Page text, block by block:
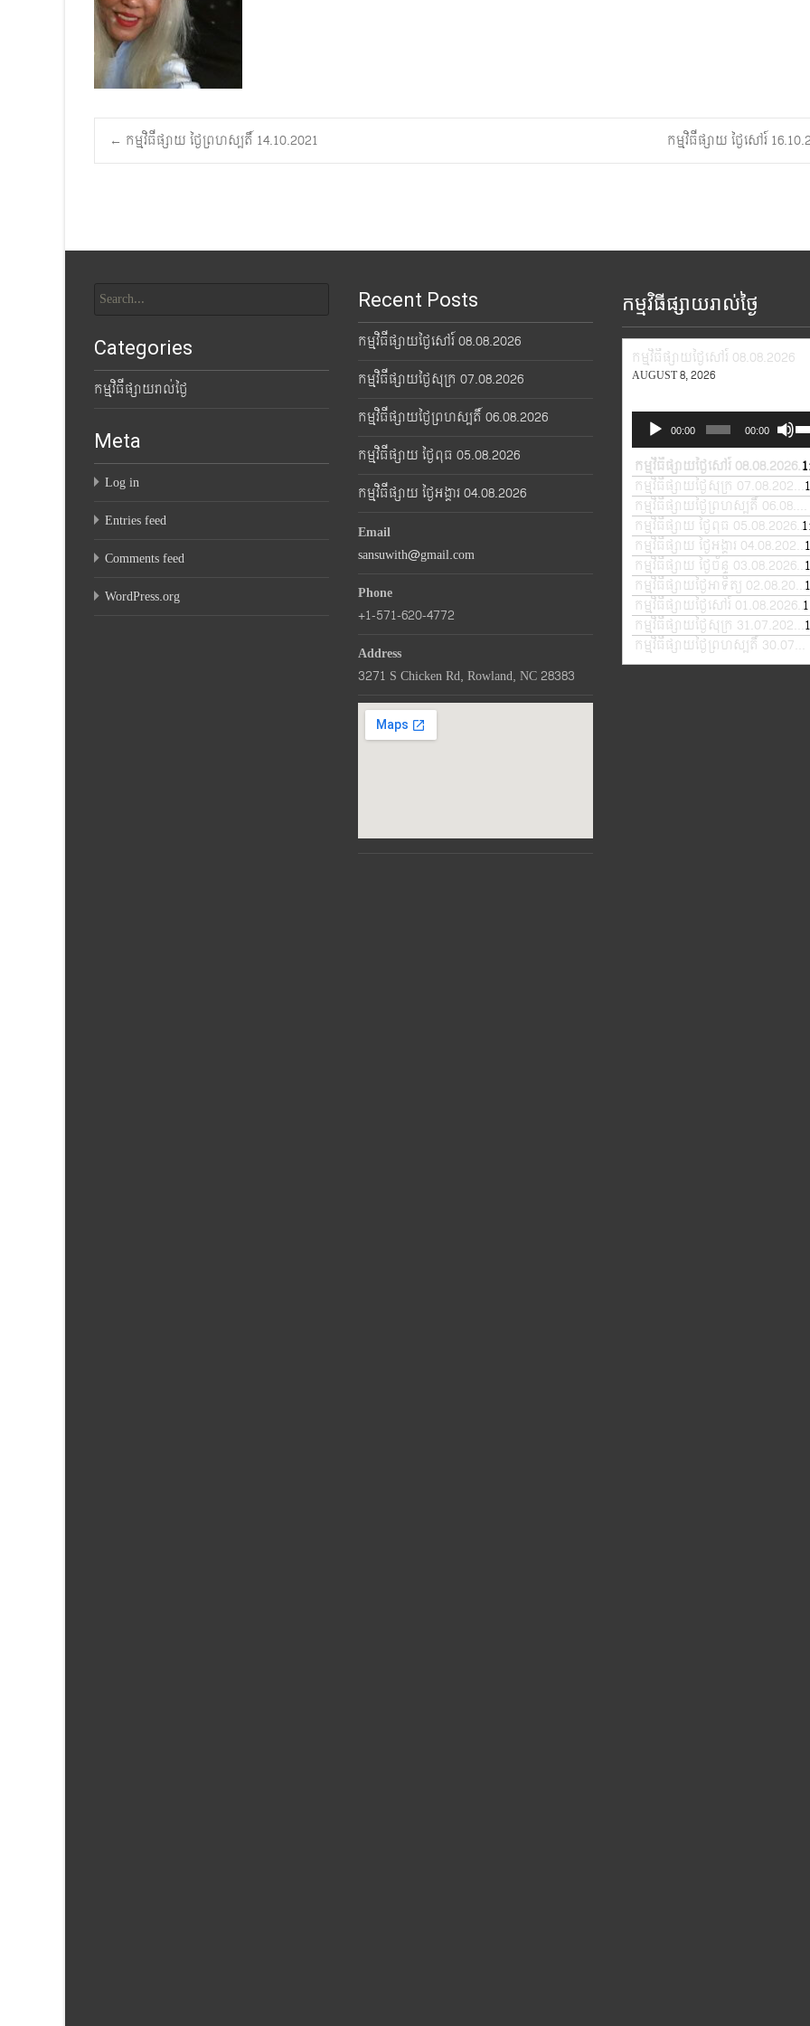
Post
← កម្មវិធីផ្សាយ ថ្ងៃព្រហស្បតិ៍ 14.10.2021 កម្មវិធីផ្សាយ ថ្ងៃសៅរ៍
for:
Recent Posts
កម្មវិធីផ្សាយថ្ងៃសៅរ៍ 08.08.2026
កម្មវិធីផ្សាយថ្ងៃសុក្រ 07.08.2026
កម្មវិធីផ្សាយថ្ងៃព្រហស្បតិ៍ 06.08.2026
កម្មវិធីផ្សាយ ថ្ងៃពុធ 05.08.2026
កម្មវិធីផ្សាយ ថ្ងៃអង្គារ 04.08.2026
កម្មវិធីផ្សាយរាល់ថ្ងៃ
កម្មវិធីផ្សាយថ្ងៃសៅរ៍ 08.08.2026
AUGUST 8, 2026
Audio
Player
00:00 00:00
to
or
កម្មវិធីផ្សាយថ្ងៃសៅរ៍ 08.08.2026
កម្មវិធីផ្សាយថ្ងៃសុក្រ 07.08.2026
កម្មវិធីផ្សាយថ្ងៃព្រហស្បតិ៍ 06.08.2026
កម្មវិធីផ្សាយ ថ្ងៃពុធ 05.08.2026
កម្មវិធីផ្សាយ ថ្ងៃអង្គារ 04.08.2026
កម្មវិធីផ្សាយ ថ្ងៃច័ន្ទ 03.08.2026
កម្មវិធីផ្សាយថ្ងៃអាទិត្យ 02.08.2026
កម្មវិធីផ្សាយថ្ងៃសៅរ៍ 01.08.2026
កម្មវិធីផ្សាយថ្ងៃសុក្រ 31.07.2026
កម្មវិធីផ្សាយថ្ងៃព្រហស្បតិ៍ 30.07.2026
Categories
កម្មវិធីផ្សាយរាល់ថ្ងៃ
Meta
Log in
Entries feed
Comments feed
WordPress.org
Email
sansuwith@gmail.com
Phone
+1-571-620-4772
Address
3271 S Chicken Rd, Rowland, NC 28383